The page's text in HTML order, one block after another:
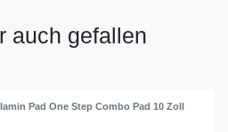
auch gefallen
Pad One Step Combo Pad 10 Zoll